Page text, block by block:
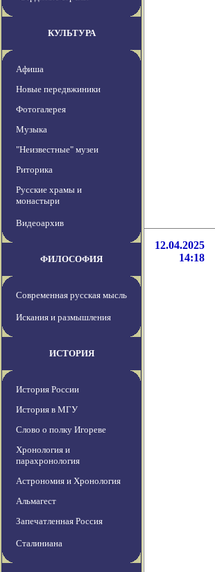
КУЛЬТУРА
Афиша
Новые передвжиники
Фотогалерея
Музыка
"Неизвестные" музеи
Риторика
Русские храмы и
монастыри
Видеоархив
ФИЛОСОФИЯ
Современная русская мысль
Искания и размышления
ИСТОРИЯ
История России
История в МГУ
Слово о полку Игореве
Хронология и
парахронология
Астрономия и Хронология
Альмагест
Запечатленная Россия
Сталиниана
12.04.2025
14:18